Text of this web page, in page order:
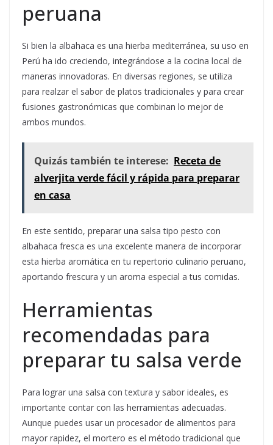
peruana
Si bien la albahaca es una hierba mediterránea, su uso en
Perú ha ido creciendo, integrándose a la cocina local de
maneras innovadoras. En diversas regiones, se utiliza
para realzar el sabor de platos tradicionales y para crear
fusiones gastronómicas que combinan lo mejor de
ambos mundos.
Quizás también te interese: Receta de
alverjita verde fácil y rápida para preparar
en casa
En este sentido, preparar una salsa tipo pesto con
albahaca fresca es una excelente manera de incorporar
esta hierba aromática en tu repertorio culinario peruano,
aportando frescura y un aroma especial a tus comidas.
Herramientas
recomendadas para
preparar tu salsa verde
Para lograr una salsa con textura y sabor ideales, es
importante contar con las herramientas adecuadas.
Aunque puedes usar un procesador de alimentos para
mayor rapidez, el mortero es el método tradicional que